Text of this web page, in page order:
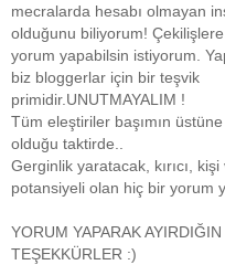
mecralarda hesabı olmayan
olduğunu biliyorum! Çekilişlere
yorum yapabilsin istiyorum.
biz bloggerlar için bir teşvik
primidir.UNUTMAYALIM !
Tüm eleştiriler başımın üstüne
olduğu taktirde..
Gerginlik yaratacak, kırıcı,
potansiyeli olan hiç bir yorum
YORUM YAPARAK
TEŞEKKÜRLER :)